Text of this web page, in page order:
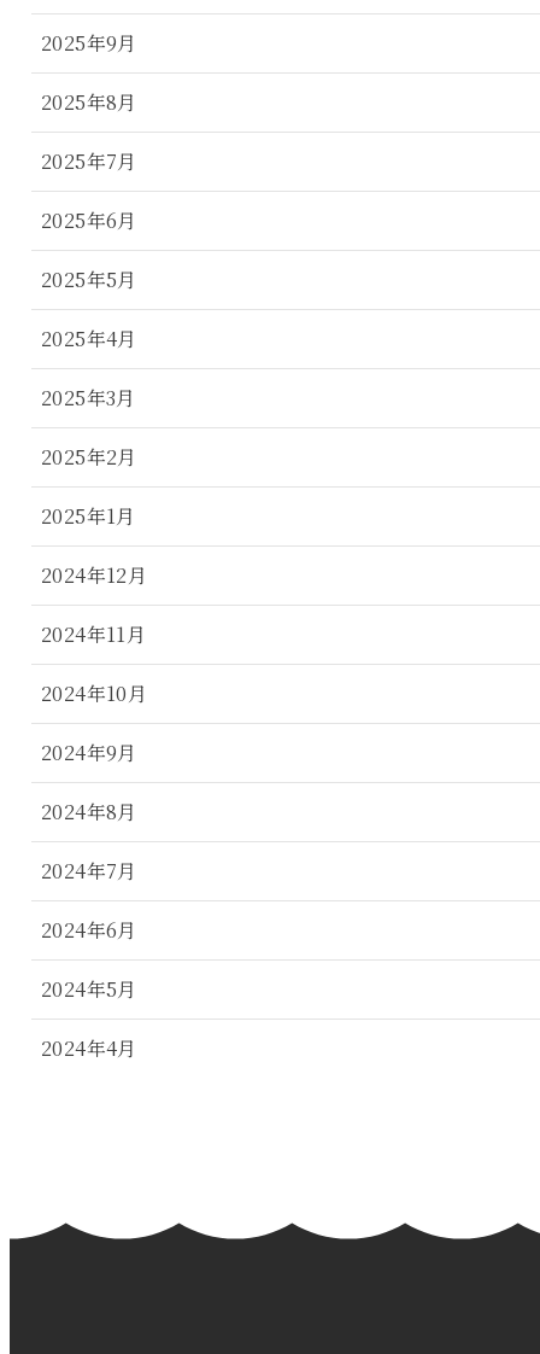
2025年9月
2025年8月
2025年7月
2025年6月
2025年5月
2025年4月
2025年3月
2025年2月
2025年1月
2024年12月
2024年11月
2024年10月
2024年9月
2024年8月
2024年7月
2024年6月
2024年5月
2024年4月
2024年1月